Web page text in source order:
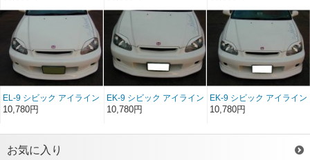
FRP（EK3ドア）（前/後
期）
FRP（EK3ドア）（後
期）
トFRP（EK3ドア）（後
期）
EL-9 シビック アイライン
タイプ1 （EK3ドア）（後
10,780円
EK-9 シビック アイライン
タイプ2 （EK3ドア）（後
10,780円
EK-9 シビック アイライン
タイプ3 （EK3ドア）（後
10,780円
お気に入り